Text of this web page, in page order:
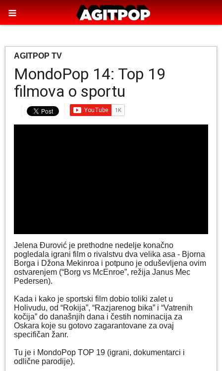
AGITPOP TV
MondoPop 14: Top 19
filmova o sportu
Jelena Đurović je prethodne nedelje konačno
pogledala igrani film o rivalstvu dva velika asa - Bjorna
Borga i Džona Mekinroa i potpuno je oduševljena ovim
ostvarenjem (“Borg vs McEnroe”, režija Janus Mec
Pedersen).
Kada i kako je sportski film dobio toliki zalet u
Holivudu, od “Rokija”, “Razjarenog bika” i “Vatrenih
kočija” do današnjih dana i čestih nominacija za
Oskara koje su gotovo zagarantovane za ovaj
specifičan žanr.
Tu je i MondoPop TOP 19 (igrani, dokumentarci i
odlične parodije).